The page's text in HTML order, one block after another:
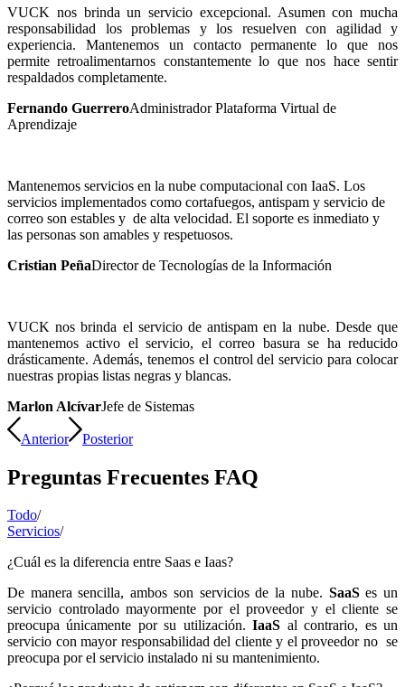
VUCK nos brinda un servicio excepcional. Asumen con mucha
responsabilidad los problemas y los resuelven con agilidad y
experiencia. Mantenemos un contacto permanente lo que nos
permite retroalimentarnos constantemente lo que nos hace sentir
respaldados completamente.
Fernando GuerreroAdministrador Plataforma Virtual de
Aprendizaje
Mantenemos servicios en la nube computacional con IaaS. Los
servicios implementados como cortafuegos, antispam y servicio de
correo son estables y de alta velocidad. El soporte es inmediato y
las personas son amables y respetuosos.
Cristian PeñaDirector de Tecnologías de la Información
VUCK nos brinda el servicio de antispam en la nube. Desde que
mantenemos activo el servicio, el correo basura se ha reducido
drásticamente. Además, tenemos el control del servicio para colocar
nuestras propias listas negras y blancas.
Marlon AlcívarJefe de Sistemas
Anterior Posterior
Preguntas Frecuentes FAQ
Todo/
Servicios/
¿Cuál es la diferencia entre Saas e Iaas?
De manera sencilla, ambos son servicios de la nube. SaaSes un
servicio controlado mayormente por el proveedor y el cliente se
preocupa únicamente por su utilización.IaaS al contrario, es un
servicio con mayor responsabilidad del cliente y el proveedor no se
preocupa por el servicio instalado ni su mantenimiento.